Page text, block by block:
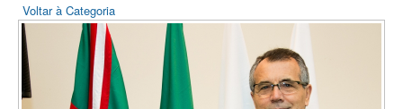
Voltar à Categoria